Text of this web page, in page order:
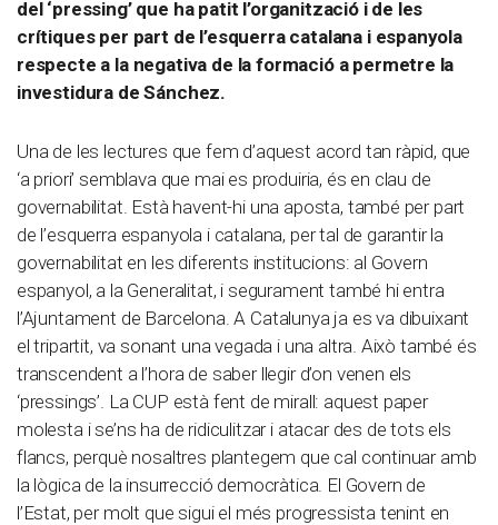
del ‘pressing’ que ha patit l’organització i de les
crítiques per part de l’esquerra catalana i espanyola
respecte a la negativa de la formació a permetre la
investidura de Sánchez.
Una de les lectures que fem d’aquest acord tan ràpid, que
‘a priori’ semblava que mai es produiria, és en clau de
governabilitat. Està havent-hi una aposta, també per part
de l’esquerra espanyola i catalana, per tal de garantir la
governabilitat en les diferents institucions: al Govern
espanyol, a la Generalitat, i segurament també hi entra
l’Ajuntament de Barcelona. A Catalunya ja es va dibuixant
el tripartit, va sonant una vegada i una altra. Això també és
transcendent a l’hora de saber llegir d’on venen els
‘pressings’. La CUP està fent de mirall: aquest paper
molesta i se’ns ha de ridiculitzar i atacar des de tots els
flancs, perquè nosaltres plantegem que cal continuar amb
la lògica de la insurrecció democràtica. El Govern de
l’Estat, per molt que sigui el més progressista tenint en